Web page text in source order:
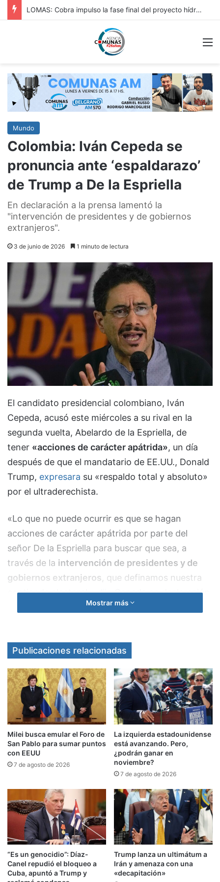
HURLINGAM: IMPORTANTE: REPAVIMENTACIÓN DE VERGARA Y OBRA HIDRÁULICA EN ORIGONE
Mundo
Colombia: Iván Cepeda se
pronuncia ante ‘espaldarazo’
de Trump a De la Espriella
En declaración a la prensa lamentó la
"intervención de presidentes y de gobiernos
extranjeros".
3 de junio de 2026 1 minuto de lectura
El candidato presidencial colombiano, Iván
Cepeda, acusó este miércoles a su rival en la
segunda vuelta, Abelardo de la Espriella, de
tener «acciones de carácter apátrida», un día
después de que el mandatario de EE.UU., Donald
Trump, expresara su «respaldo total y absoluto»
por el ultraderechista.
«Lo que no puede ocurrir es que se hagan
acciones de carácter apátrida por parte del
señor De la Espriella para buscar que sea, a
través de la intervención de presidentes y de
gobiernos extranjeros, que definamos nuestra
contienda electoral»,dijoCepeda en declaración
«Muere la libertad»: Petro reacciona al
espaldarazo de Trump a De la Espriella
Cepeda, del partido oficialista Pacto Histórico,
aseguró que el llamado ‘Tigre’ es un «grave
riesgo para la soberanía
y para la integridad del
formas de intervención en la vida política
nacional».
Horas antes su oponente del próximo 21 de
junioagradeció a Trump su «inquebrantable
apoyo» y garantizó una plena coordinación entre
Mostrar más
Publicaciones relacionadas
Milei busca emular el Foro de
San Pablo para sumar puntos
con EEUU
7 de agosto de 2026
La izquierda estadounidense
está avanzando. Pero,
¿podrán ganar en
noviembre?
7 de agosto de 2026
“Es un genocidio”: Díaz-
Canel repudió el bloqueo a
Cuba, apuntó a Trump y
Trump lanza un ultimátum a
Irán y amenaza con una
«decapitación»